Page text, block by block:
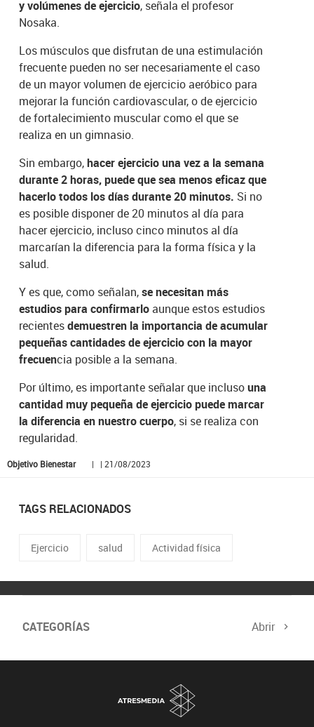
y volúmenes de ejercicio, señala el profesor
Nosaka.
Los músculos que disfrutan de una estimulación
frecuente pueden no ser necesariamente el caso
de un mayor volumen de ejercicio aeróbico para
mejorar la función cardiovascular, o de ejercicio
de fortalecimiento muscular como el que se
realiza en un gimnasio.
Sin embargo,hacer ejercicio una vez a la semana
durante 2 horas, puede que sea menos eficaz que
hacerlo todos los días durante 20 minutos. Si no
es posible disponer de 20 minutos al día para
hacer ejercicio, incluso cinco minutos al día
marcarían la diferencia para la forma física y la
salud.
Y es que, como señalan,se necesitan más
estudios para confirmarloaunque estos estudios
recientesdemuestren la importancia de acumular
pequeñas cantidades de ejercicio con la mayor
frecuencia posible a la semana.
Por último, es importante señalar que inclusouna
cantidad muy pequeña de ejercicio puede marcar
la diferencia en nuestro cuerpo, si se realiza con
regularidad.
Objetivo Bienestar | | 21/08/2023
TAGS RELACIONADOS
Ejercicio salud Actividad física
CATEGORÍAS Abrir